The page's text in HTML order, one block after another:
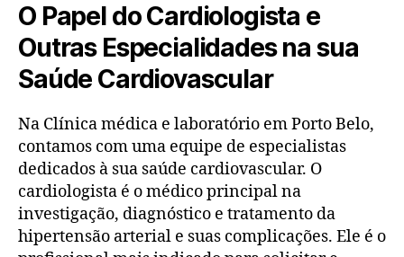
O Papel do Cardiologista e
Outras Especialidades na sua
Saúde Cardiovascular
Na Clínica médica e laboratório em Porto Belo,
contamos com uma equipe de especialistas
dedicados à sua saúde cardiovascular. O
cardiologista é o médico principal na
investigação, diagnóstico e tratamento da
hipertensão arterial e suas complicações. Ele é o